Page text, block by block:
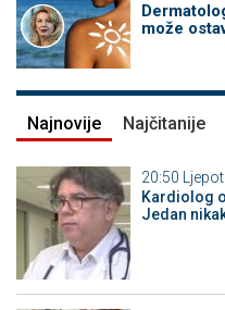
može
Najnovije Najčitanije
20:50
Kardiolog
Jedan